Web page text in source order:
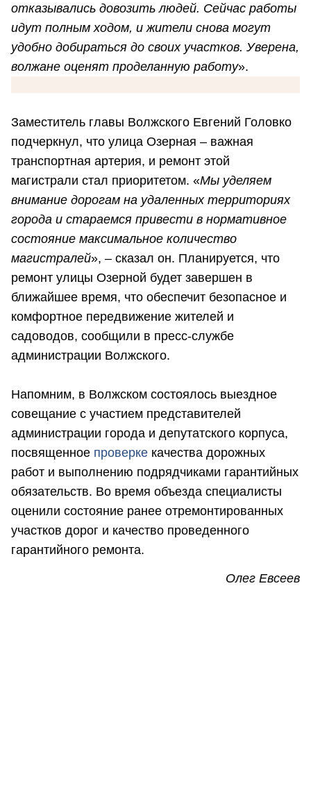
отказывались довозить людей. Сейчас работы
идут полным ходом, и жители снова могут
удобно добираться до своих участков. Уверена,
волжане оценят проделанную работу».
Заместитель главы Волжского Евгений Головко
подчеркнул, что улица Озерная – важная
транспортная артерия, и ремонт этой
магистрали стал приоритетом. «Мы уделяем
внимание дорогам на удаленных территориях
города и стараемся привести в нормативное
состояние максимальное количество
магистралей», – сказал он. Планируется, что
ремонт улицы Озерной будет завершен в
ближайшее время, что обеспечит безопасное и
комфортное передвижение жителей и
садоводов, сообщили в пресс-службе
администрации Волжского.
Напомним, в Волжском состоялось выездное
совещание с участием представителей
администрации города и депутатского корпуса,
посвященное проверке качества дорожных
работ и выполнению подрядчиками гарантийных
обязательств. Во время объезда специалисты
оценили состояние ранее отремонтированных
участков дорог и качество проведенного
гарантийного ремонта.
Олег Евсеев